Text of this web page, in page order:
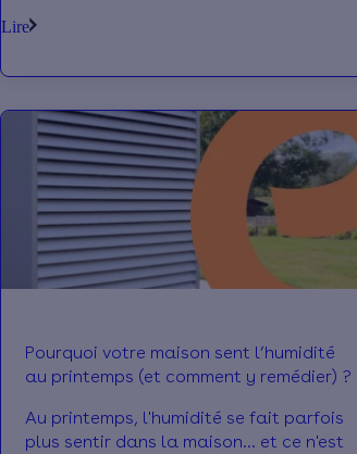
certain enthousiasme qui cache
entre les deux parcours MaPrimeRénov’
: si les rénovations d’ampleur
continuent d’accélérer, les rénovations
par geste n’ont pas retrouvé leur niveau
d’avant 2024. Voici les chiffres clés à
retenir !
Lire
Pourquoi votre maison sent l’humidité
au printemps (et comment y remédier) ?
Au printemps, l'humidité se fait parfois
plus sentir dans la maison... et ce n'est